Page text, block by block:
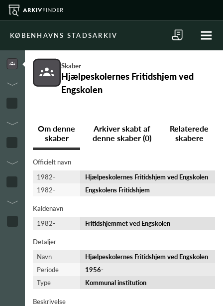
KØBENHAVNS STADSARKIV
Skaber
Hjælpeskolernes Fritidshjem ved
Engskolen
Om denne
skaber
Arkiver skabt af
denne skaber (0)
Relaterede
skabere
Officielt navn
1982-
Hjælpeskolernes Fritidshjem ved Engskolen
1982-
Engskolens Fritidshjem
Kaldenavn
1982-
Fritidshjemmet ved Engskolen
Detaljer
Navn
Hjælpeskolernes Fritidshjem ved Engskolen
Periode
1956-​
Type
Kommunal institution
Beskrivelse